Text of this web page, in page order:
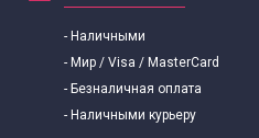
- Наличными
- Мир / Visa / MasterCard
- Безналичная оплата
- Наличными курьеру